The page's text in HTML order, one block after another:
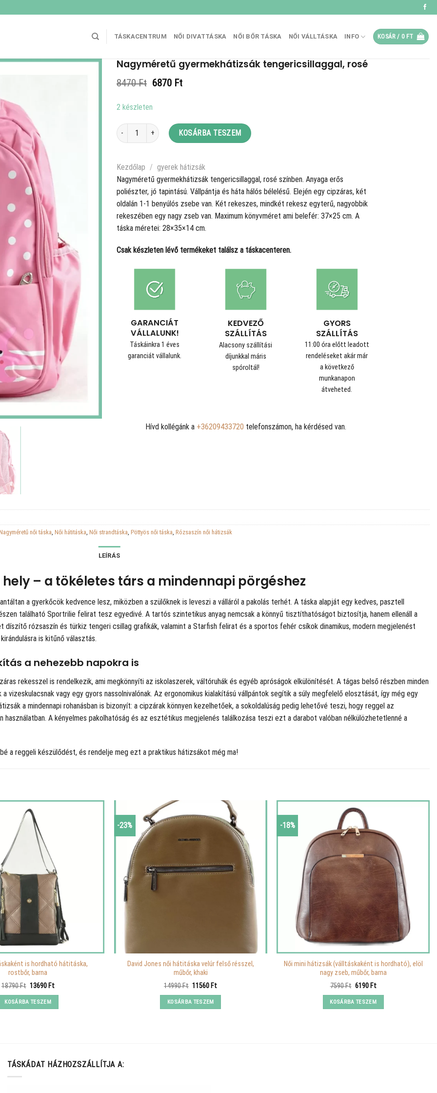
TÁSKACENTRUM NŐI DIVATTÁSKA NŐI BŐR TÁSKA NŐI VÁLLTÁSKA INFO KOSÁR / 0 FT
Nagyméretű gyermekhátizsák tengericsillaggal, rosé
8470Ft Original
8470 Ft.
6870 FtCurrent
2 készleten
Nagyméretű gyermekhátizsák tengericsillaggal, rosé mennyiség
KOSÁRBA TESZEM
Kezdőlap / gyerek hátizsák
Nagyméretű gyermekhátizsák tengericsillaggal, rosé színben. Anyaga erős
poliészter, jó tapintású. Vállpántja és háta hálós bélelésű. Elején egy cipzáras, két
oldalán 1-1 benyúlós zsebe van. Két rekeszes, mindkét rekesz egyterű, nagyobbik
rekeszében egy nagy zseb van. Maximum könyvméret ami belefér: 37×25 cm. A
táska méretei: 28×35×14 cm.
Csak készleten lévő termékeket találsz a táskacenteren.
GARANCIÁT
VÁLLALUNK!
Táskáinkra 1 éves
garanciát vállalunk.
KEDVEZŐ
SZÁLLÍTÁS
Alacsony szállítási
díjunkkal máris
spóroltál!
GYORS
SZÁLLÍTÁS
11:00 óra előtt leadott
rendeléseket akár már
a következő
munkanapon
átveheted.
Hívd kollégánk a +36209433720 telefonszámon, ha kérdésed van.
női táska, Női hátitáska, Női strandtáska, Pöttyös női táska, Rózsaszín női hátizsák
LEÍRÁS
– a tökéletes társ a mindennapi pörgéshez
a gyerkőcök kedvence lesz, miközben a szülőknek is leveszi a válláról a pakolás terhét. A táska alapját egy kedves, pasztell
található Sportrilie felirat tesz egyedivé. A tartós szintetikus anyag nemcsak a könnyű tisztíthatóságot biztosítja, hanem ellenáll a
díszítő rózsaszín és türkiz tengeri csillag grafikák, valamint a Starfish felirat és a sportos fehér csíkok dinamikus, modern megjelenést
is kitűnő választás.
a nehezebb napokra is
rekesszel is rendelkezik, ami megkönnyíti az iskolaszerek, váltóruhák és egyéb apróságok elkülönítését. A tágas belső részben minden
vizeskulacsnak vagy egy gyors nassolnivalónak. Az ergonomikus kialakítású vállpántok segítik a súly megfelelő elosztását, így még egy
a mindennapi rohanásban is bizonyít: a cipzárak könnyen kezelhetőek, a sokoldalúság pedig lehetővé teszi, hogy reggel az
használatban. A kényelmes pakolhatóság és az esztétikus megjelenés találkozása teszi ezt a darabot valóban nélkülözhetetlenné a
a reggeli készülődést, és rendelje meg ezt a praktikus hátizsákot még ma!
is hordható hátitáska,
rostbőr, barna
18790Ft Original
was:
18790 Ft.
13690 FtCurrent
KOSÁRBA TESZEM
-23%
David Jones női hátitáska velúr felső résszel,
műbőr, khaki
14990Ft Original
was:
14990 Ft.
11560 FtCurrent
KOSÁRBA TESZEM
-18%
Női mini hátizsák (válltáskaként is hordható), elöl
nagy zseb, műbőr, barna
7590Ft Original
was:
7590 Ft.
6190 FtCurrent
is:
6190 Ft.
KOSÁRBA TESZEM
TÁSKÁDAT HÁZHOZSZÁLLÍTJA A: